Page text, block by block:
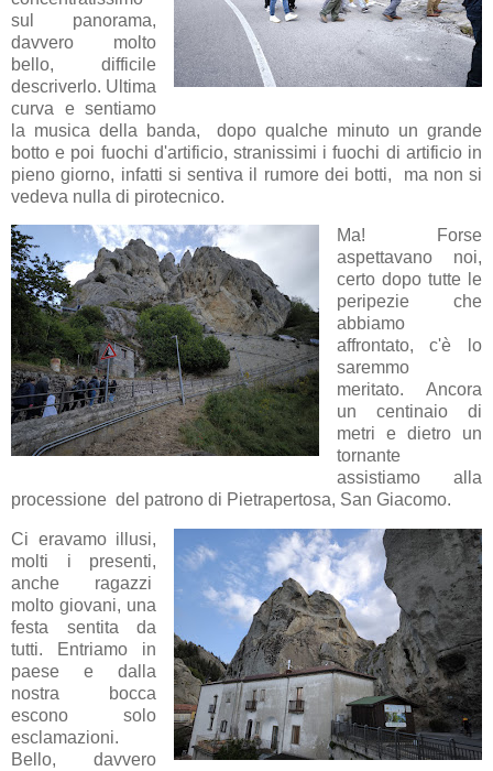
sul panorama,
davvero molto
bello, difficile
descriverlo. Ultima
curva e sentiamo
la musica della banda, dopo qualche minuto un grande
botto e poi fuochi d'artificio, stranissimi i fuochi di artificio in
pieno giorno, infatti si sentiva il rumore dei botti, ma non si
vedeva nulla di pirotecnico.
Ma! Forse
aspettavano noi,
certo dopo tutte le
peripezie che
abbiamo
affrontato, c'è lo
saremmo
meritato. Ancora
un centinaio di
metri e dietro un
tornante
assistiamo alla
processione del patrono di Pietrapertosa, San Giacomo.
Ci eravamo illusi,
molti i presenti,
anche ragazzi
molto giovani, una
festa sentita da
tutti. Entriamo in
paese e dalla
nostra bocca
escono solo
esclamazioni.
Bello, davvero